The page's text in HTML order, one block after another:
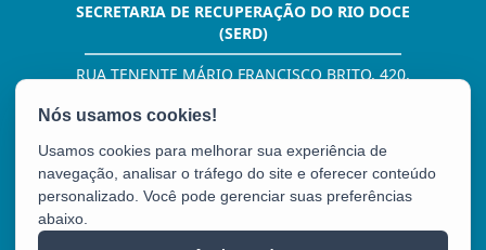
SECRETARIA DE RECUPERAÇÃO DO RIO DOCE
(SERD)
RUA TENENTE MÁRIO FRANCISCO BRITO, 420,
Tel.: (27) 3636-1450
E-mail: gabinete@serd.es.gov.br
Usamos cookies para melhorar sua experiência de
navegação, analisar o tráfego do site e oferecer conteúdo
personalizado. Você pode gerenciar suas preferências
abaixo.